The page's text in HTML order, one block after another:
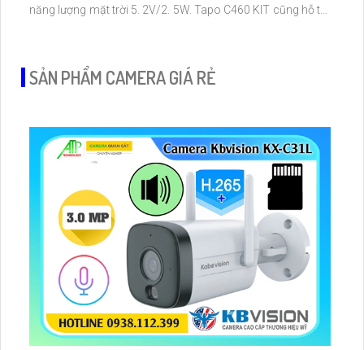
năng lượng mặt trời 5. 2V/2. 5W. Tapo C460 KIT cũng hỗ trợ
SẢN PHẨM CAMERA GIÁ RẺ